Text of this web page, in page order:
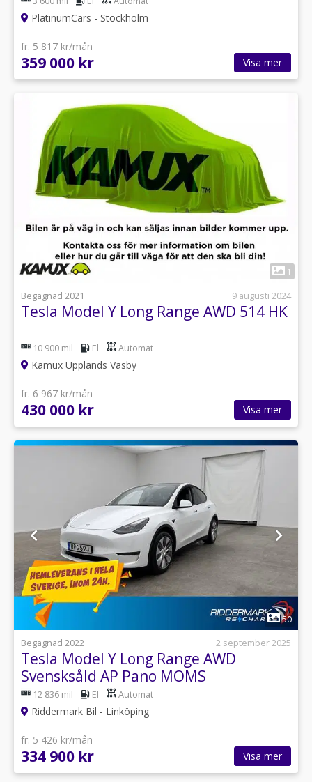
PlatinumCars - Stockholm
fr. 5 817 kr/mån
359 000 kr Visa mer
1
Begagnad 2021
9 augusti 2024
Tesla Model Y Long Range AWD 514 HK
10 900 mil El Automat
Kamux Upplands Väsby
fr. 6 967 kr/mån
430 000 kr Visa mer
50
Begagnad 2022
2 september 2025
Tesla Model Y Long Range AWD
Svensksåld AP Pano MOMS
12 836 mil El Automat
Riddermark Bil - Linköping
fr. 5 426 kr/mån
334 900 kr Visa mer